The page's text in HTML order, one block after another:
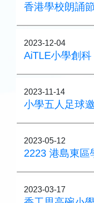
香港學校朗誦
2023-12-04
AiTLE小學創
2023-11-14
小學五人足球
2023-05-12
2223 港島東區
2023-03-17